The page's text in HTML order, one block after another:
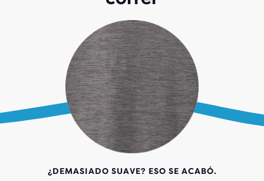
¿DEMASIADO SUAVE? ESO SE ACABÓ.